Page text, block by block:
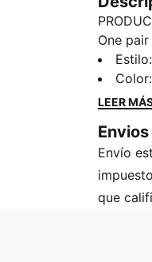
One
Throw
coffee
needed,
Includes
Low cut
PUMA
Estilo:
Color
LEER
Envío
que